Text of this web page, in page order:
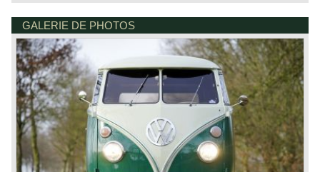
GALERIE DE PHOTOS